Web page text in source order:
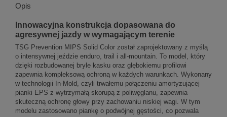
Opis
Innowacyjna konstrukcja dopasowana do
agresywnej jazdy w wymagającym terenie
TSG Prevention MIPS Solid Color został zaprojektowany z myślą
o intensywnej jeździe enduro, trail i all-mountain. To model, który
dzięki rozbudowanej bryle kasku oraz głębokiemu profilowi
zapewnia kompleksową ochroną w każdych warunkach. Wykonany
w technologii In-Mold, czyli trwałemu połączeniu amortyzującej
pianki EPS z wytrzymałą skorupą z poliwęglanu, zapewnia
skuteczną ochronę głowy przy zachowaniu niskiej wagi. W tym
modelu zastosowano piankę o podwójnej gęstości, co pozwala